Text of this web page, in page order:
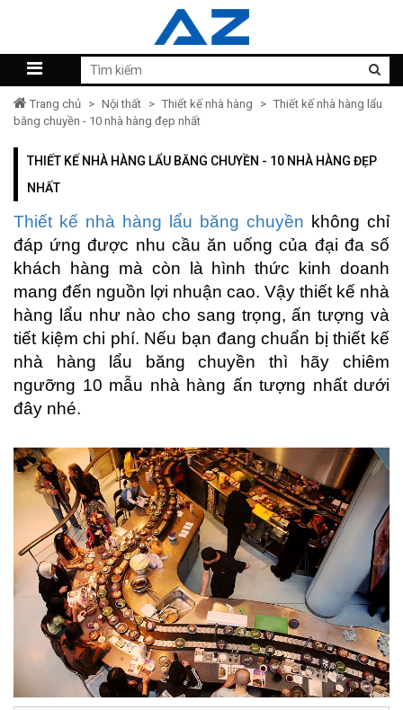
Trang chủ > Nội thất > Thiết kế nhà hàng > Thiết kế nhà hàng lẩu
băng chuyền - 10 nhà hàng đẹp nhất
THIẾT KẾ NHÀ HÀNG LẨU BĂNG CHUYỀN - 10 NHÀ HÀNG ĐẸP
NHẤT
Thiết kế nhà hàng lẩu băng chuyền không chỉ
đáp ứng được nhu cầu ăn uống của đại đa số
khách hàng mà còn là hình thức kinh doanh
mang đến nguồn lợi nhuận cao. Vậy thiết kế nhà
hàng lẩu như nào cho sang trọng, ấn tượng và
tiết kiệm chi phí. Nếu bạn đang chuẩn bị thiết kế
nhà hàng lẩu băng chuyền thì hãy chiêm
ngưỡng 10 mẫu nhà hàng ấn tượng nhất dưới
đây nhé.